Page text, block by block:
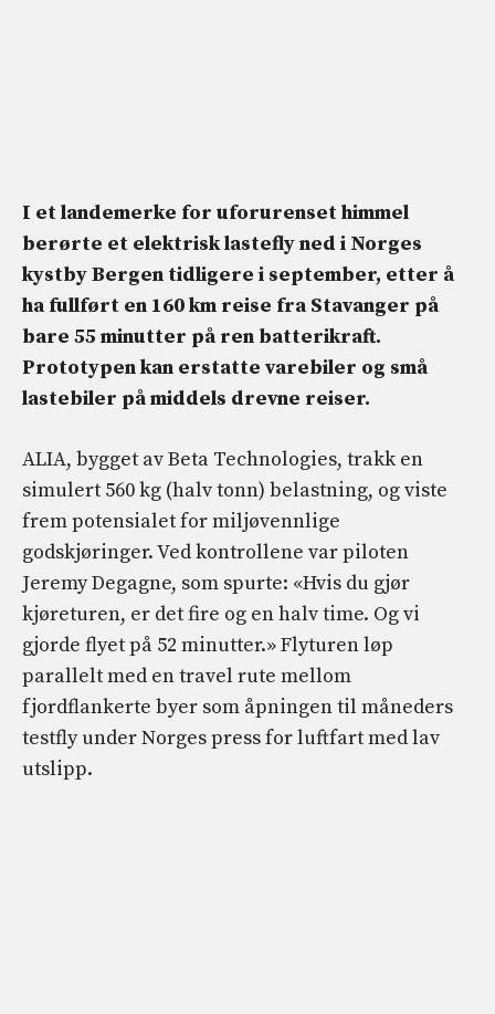
I et landemerke for uforurenset himmel
berørte et elektrisk lastefly ned i Norges
kystby Bergen tidligere i september, etter å
ha fullført en 160 km reise fra Stavanger på
bare 55 minutter på ren batterikraft.
Prototypen kan erstatte varebiler og små
lastebiler på middels drevne reiser.
ALIA, bygget av Beta Technologies, trakk en
simulert 560 kg (halv tonn) belastning, og viste
frem potensialet for miljøvennlige
godskjøringer. Ved kontrollene var piloten
Jeremy Degagne, som spurte: «Hvis du gjør
kjøreturen, er det fire og en halv time. Og vi
gjorde flyet på 52 minutter.» Flyturen løp
parallelt med en travel rute mellom
fjordflankerte byer som åpningen til måneders
testfly under Norges press for luftfart med lav
utslipp.